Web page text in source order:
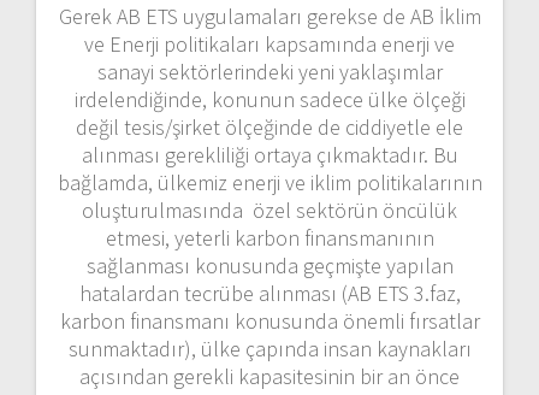
Gerek AB ETS uygulamaları gerekse de AB İklim
ve Enerji politikaları kapsamında enerji ve
sanayi sektörlerindeki yeni yaklaşımlar
irdelendiğinde, konunun sadece ülke ölçeği
değil tesis/şirket ölçeğinde de ciddiyetle ele
alınması gerekliliği ortaya çıkmaktadır. Bu
bağlamda, ülkemiz enerji ve iklim politikalarının
oluşturulmasında özel sektörün öncülük
etmesi, yeterli karbon finansmanının
sağlanması konusunda geçmişte yapılan
hatalardan tecrübe alınması (AB ETS 3.faz,
karbon finansmanı konusunda önemli fırsatlar
sunmaktadır), ülke çapında insan kaynakları
açısından gerekli kapasitesinin bir an önce